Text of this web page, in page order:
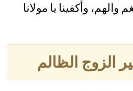
والهم، وأكفينا يا مولانا
الزوج الظالم